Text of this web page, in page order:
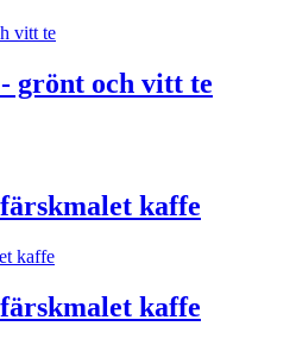
grönt och vitt te
kaffe
kaffe